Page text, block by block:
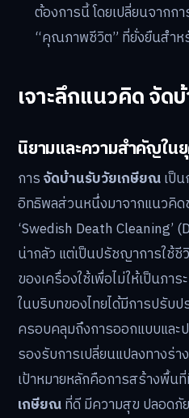
ต้องการนี้ โดยเปลี่ยนจากก
“คุณภาพชีวิต” ที่ยั่งยืนสำห
เจาะลึกแนวคิด จัด
นิยามและความสำคัญใน
การจัดบ้านรับวัยเกษียณเป็
อิทธิพลส่วนหนึ่งมาจากแนวคิด
‘Swedish Death Cleaning’
น่ากลัว แต่เป็นปรัชญาการใช้ชี
ของเครื่องใช้เพื่อไม่ให้เป็นภา
ในบริบทของไทยได้มีการปรับป
ครอบคลุมถึงการออกแบบและ
รองรับการเปลี่ยนแปลงทางร่า
เป้าหมายหลักคือการสร้างพื้น
เกษียณที่ดี มีความสุข ปลอดภั